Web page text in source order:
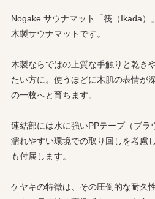
Nogake サウナマット「筏（Ikada）
木製サウナマットです。
木製ならではの上質な手触りと乾き
たい方に。使うほどに木肌の表情が
の一枚へと育ちます。
連結部には水に強いPPテープ（ブラ
濡れやすい環境での取り回しを考慮
も付属します。
ケヤキの特徴は、その圧倒的な耐久